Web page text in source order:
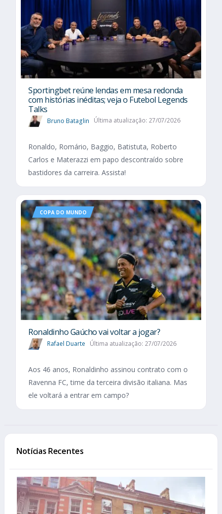
Sportingbet reúne lendas em mesa redonda
com histórias inéditas; veja o Futebol Legends
Talks
Bruno Bataglin Última atualização: 27/07/2026
Ronaldo, Romário, Baggio, Batistuta, Roberto
Carlos e Materazzi em papo descontraído sobre
bastidores da carreira. Assista!
COPA DO MUNDO
Ronaldinho Gaúcho vai voltar a jogar?
Rafael Duarte Última atualização: 27/07/2026
Aos 46 anos, Ronaldinho assinou contrato com o
Ravenna FC, time da terceira divisão italiana. Mas
ele voltará a entrar em campo?
Notícias Recentes